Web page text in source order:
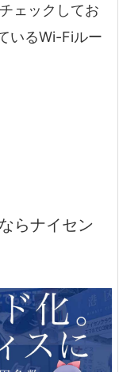
ェックしてお
いるWi-Fiルー
らナイセン